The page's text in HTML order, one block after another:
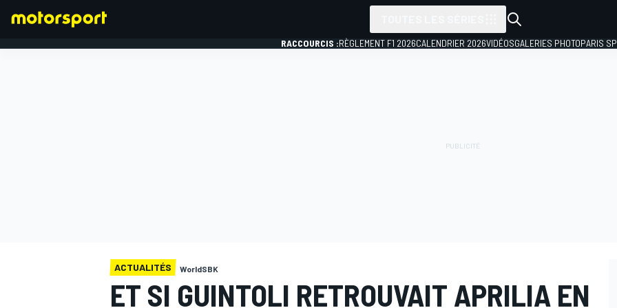
RACCOURCIS :RÈGLEMENT F1 2026CALENDRIER 2026VIDÉOSGALERIES PHOTOPARIS
ACTUALITÉS WorldSBK
ET SI GUINTOLI RETROUVAIT APRILIA EN